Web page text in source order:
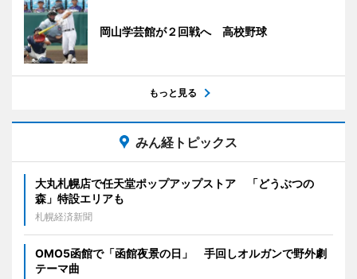
岡山学芸館が２回戦へ 高校野球
もっと見る
みん経トピックス
大丸札幌店で任天堂ポップアップストア 「どうぶつの
森」特設エリアも
札幌経済新聞
OMO5函館で「函館夜景の日」 手回しオルガンで野外劇
テーマ曲